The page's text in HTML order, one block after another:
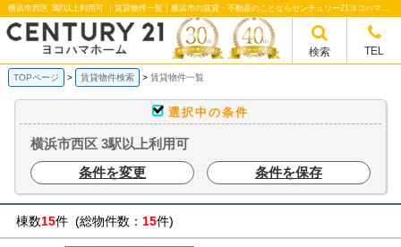
横浜市西区 3駅以上利用可 ｜賃貸物件一覧｜横浜市の賃貸・不動産のことならセンチュリー21ヨコハマホームへ！横浜市の賃貸仲介や不動産売却・買取、不動産管理など不動産のことならなんでもご相談ください。
検索 TEL
TOPページ 賃貸物件検索 賃貸物件一覧
選択中の条件
横浜市西区 3駅以上利用可
条件を変更
条件を保存
棟数15件 (総物件数： 15件)